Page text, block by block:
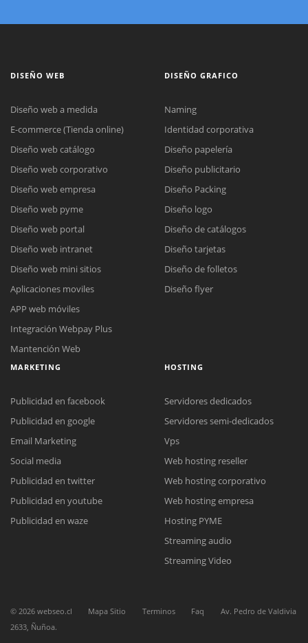
Reunión online
Nuestros ejecutivos le enviarán un correo electrónico con el enlace a
Meet para la reunión online.
Cotización
Chat Online
Todos nuestros ejecutivos están fuera de línea. Complete el formulario
DISEÑO WEB
Diseño web a medida
E-commerce (Tienda online)
Diseño web catálogo
Diseño web corporativo
Diseño web empresa
Diseño web pyme
Diseño web portal
Diseño web intranet
Diseño web mini sitios
Aplicaciones moviles
APP web móviles
Integración Webpay Plus
Mantención Web
DISEÑO GRAFICO
Naming
Identidad corporativa
Diseño papelería
Diseño publicitario
Diseño Packing
Diseño logo
Diseño de catálogos
Diseño tarjetas
Diseño de folletos
Diseño flyer
MARKETING
Publicidad en facebook
Publicidad en google
Email Marketing
Social media
Publicidad en twitter
Publicidad en youtube
Publicidad en waze
HOSTING
Servidores dedicados
Servidores semi-dedicados
Vps
Web hosting reseller
Web hosting corporativo
Web hosting empresa
Hosting PYME
Streaming audio
Streaming Video
© 2026 webseo.cl Mapa Sitio Terminos Faq
Av. Pedro de Valdivia
2633, Ñuñoa.